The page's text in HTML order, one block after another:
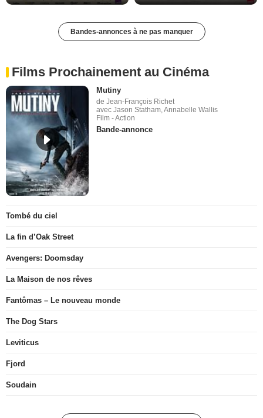
Bandes-annonces à ne pas manquer
Films Prochainement au Cinéma
Mutiny
de Jean-François Richet
avec Jason Statham, Annabelle Wallis
Film - Action
Bande-annonce
Tombé du ciel
La fin d’Oak Street
Avengers: Doomsday
La Maison de nos rêves
Fantômas – Le nouveau monde
The Dog Stars
Leviticus
Fjord
Soudain